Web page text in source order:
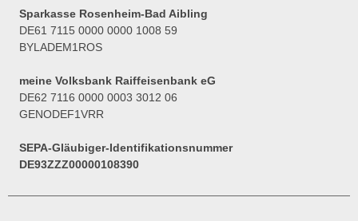
Sparkasse Rosenheim-Bad Aibling
DE61 7115 0000 0000 1008 59
BYLADEM1ROS
meine Volksbank Raiffeisenbank eG
DE62 7116 0000 0003 3012 06
GENODEF1VRR
SEPA-Gläubiger-Identifikationsnummer
DE93ZZZ00000108390